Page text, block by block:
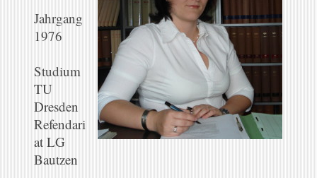
Jahrgang
1976
Studium
TU
Dresden
Refendari
at LG
Bautzen